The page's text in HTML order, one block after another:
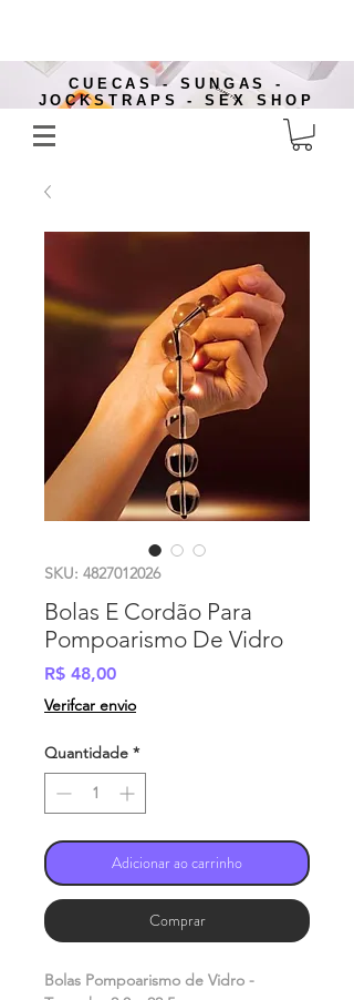
CUECAS - SUNGAS -
JOCKSTRAPS - SEX SHOP
SKU: 4827012026
Bolas E Cordão Para
Pompoarismo De Vidro
R$ 48,00Preço
Verifcar envio
Quantidade *
Adicionar ao carrinho
Comprar
Bolas Pompoarismo de Vidro -